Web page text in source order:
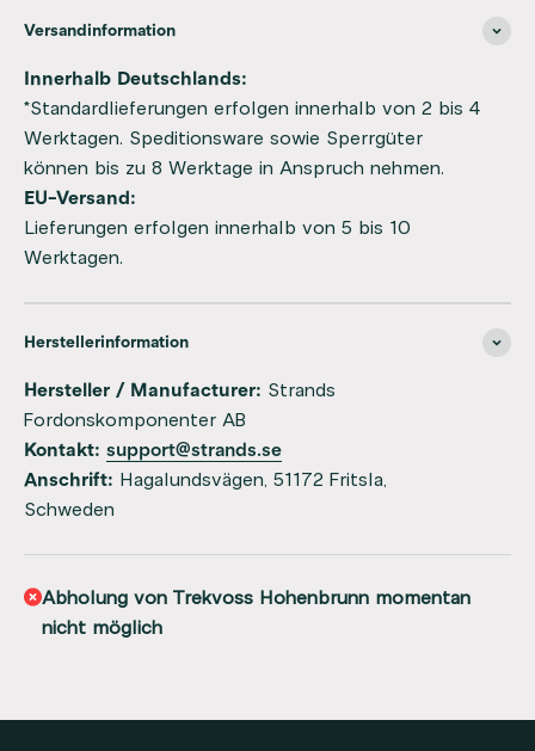
Versandinformation
Innerhalb Deutschlands:
*Standardlieferungen erfolgen innerhalb von 2 bis 4
Werktagen. Speditionsware sowie Sperrgüter
können bis zu 8 Werktage in Anspruch nehmen.
EU-Versand:
Lieferungen erfolgen innerhalb von 5 bis 10
Werktagen.
Herstellerinformation
Hersteller / Manufacturer: Strands
Fordonskomponenter AB
Kontakt: support@strands.se
Anschrift: Hagalundsvägen, 51172 Fritsla,
Schweden
Abholung von Trekvoss Hohenbrunn momentan
nicht möglich